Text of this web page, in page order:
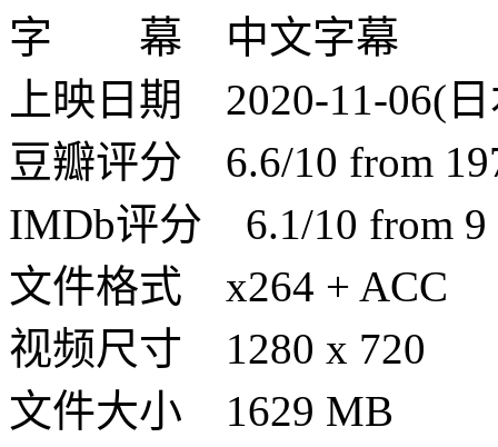
字 幕 中文字幕
上映日期 2020-11-06(
豆瓣评分 6.6/10 from
IMDb评分 6.1/10 from 9
文件格式 x264 + ACC
视频尺寸 1280 x 720
文件大小 1629 MB